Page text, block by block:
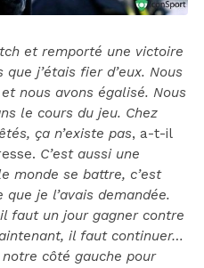
et remporté une victoire
j’étais fier d’eux. Nous
nous avons égalisé. Nous
le cours du jeu. Chez
ça n’existe pas, a-t-il
C’est aussi une
monde se battre, c’est
je l’avais demandée.
faut un jour gagner contre
il faut continuer…
côté gauche pour